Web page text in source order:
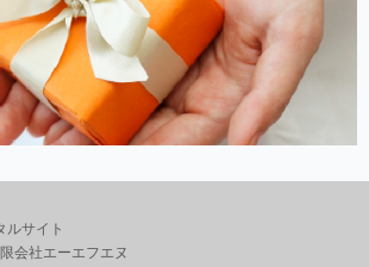
ルサイト
会社エーエフエヌ